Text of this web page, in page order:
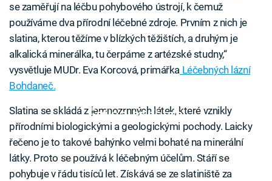
se zaměřují na léčbu pohybového ústrojí, k čemuž
používáme dva přírodní léčebné zdroje. Prvním z nich je
slatina, kterou těžíme v blízkých těžištích, a druhým je
alkalická minerálka, tu čerpáme z artézské studny,“
vysvětluje MUDr. Eva Korcová, primářkaLéčebných lázní
Bohdaneč.
Failed to fetch
Slatina se skládá z jemnozrnných látek, které vznikly
přírodními biologickými a geologickými pochody. Laicky
řečeno je to takové bahýnko velmi bohaté na minerální
látky. Proto se používá k léčebným účelům. Stáří se
pohybuje v řádu tisíců let. Získává se ze slatiniště za